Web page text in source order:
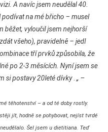
A navíc jsem neudělal 40.
na mé břicho – musel
běžet, vyloučil jsem nejhorší
všeho), pravidelně – jedl
tří prvků způsobila, že
po 2-3 měsících. Nyní jsem se
si postavy 20leté dívky. „ –
těhotenství – a od té doby rostly.
jít, hodně se pohybovat, nejíst tvrdé
Šel jsem u dietitiana. Teď